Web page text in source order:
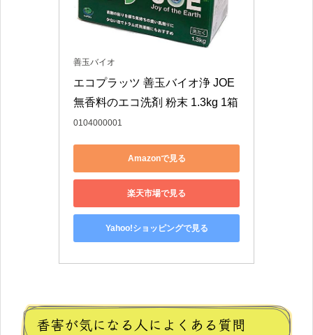
善玉バイオ
エコプラッツ 善玉バイオ浄 JOE
無香料のエコ洗剤 粉末 1.3kg 1箱
0104000001
Amazonで見る
楽天市場で見る
Yahoo!ショッピングで見る
香害が気になる人によくある質問